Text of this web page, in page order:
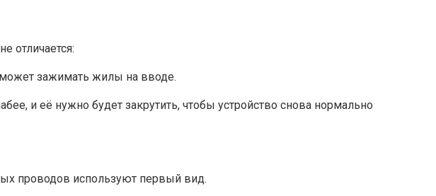
отличается:
может зажимать жилы на вводе.
и её нужно будет закрутить, чтобы устройство снова нормально
проводов используют первый вид.